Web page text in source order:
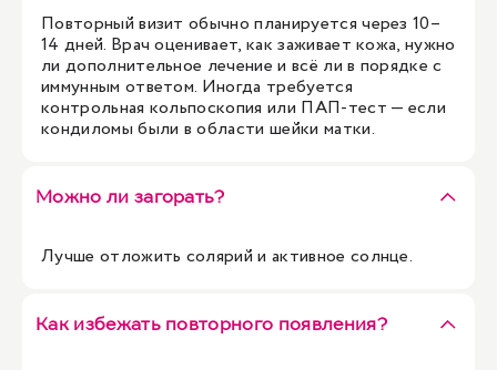
Повторный визит обычно планируется через 10–
14 дней. Врач оценивает, как заживает кожа, нужно
ли дополнительное лечение и всё ли в порядке с
иммунным ответом. Иногда требуется
контрольная кольпоскопия или ПАП-тест — если
кондиломы были в области шейки матки.
Можно ли загорать?
Лучше отложить солярий и активное солнце.
Как избежать повторного появления?